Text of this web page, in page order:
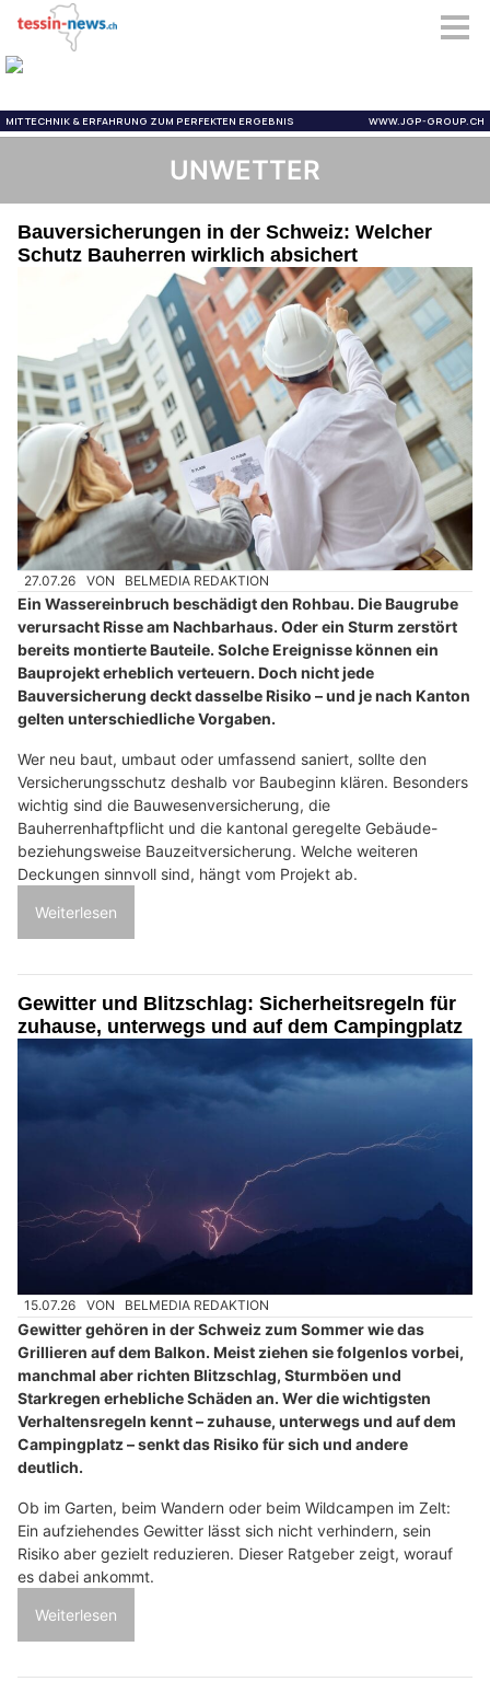
UNWETTER
Bauversicherungen in der Schweiz: Welcher
Schutz Bauherren wirklich absichert
27.07.26 VON BELMEDIA REDAKTION
Ein Wassereinbruch beschädigt den Rohbau. Die Baugrube
verursacht Risse am Nachbarhaus. Oder ein Sturm zerstört
bereits montierte Bauteile. Solche Ereignisse können ein
Bauprojekt erheblich verteuern. Doch nicht jede
Bauversicherung deckt dasselbe Risiko – und je nach Kanton
gelten unterschiedliche Vorgaben.
Wer neu baut, umbaut oder umfassend saniert, sollte den
Versicherungsschutz deshalb vor Baubeginn klären. Besonders
wichtig sind die Bauwesenversicherung, die
Bauherrenhaftpflicht und die kantonal geregelte Gebäude-
beziehungsweise Bauzeitversicherung. Welche weiteren
Deckungen sinnvoll sind, hängt vom Projekt ab.
Weiterlesen
Gewitter und Blitzschlag: Sicherheitsregeln für
zuhause, unterwegs und auf dem Campingplatz
15.07.26 VON BELMEDIA REDAKTION
Gewitter gehören in der Schweiz zum Sommer wie das
Grillieren auf dem Balkon. Meist ziehen sie folgenlos vorbei,
manchmal aber richten Blitzschlag, Sturmböen und
Starkregen erhebliche Schäden an. Wer die wichtigsten
Verhaltensregeln kennt – zuhause, unterwegs und auf dem
Campingplatz – senkt das Risiko für sich und andere
deutlich.
Ob im Garten, beim Wandern oder beim Wildcampen im Zelt:
Ein aufziehendes Gewitter lässt sich nicht verhindern, sein
Risiko aber gezielt reduzieren. Dieser Ratgeber zeigt, worauf
es dabei ankommt.
Weiterlesen